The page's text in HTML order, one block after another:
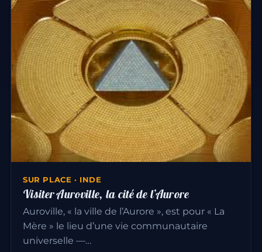
SUR PLACE · INDE
Visiter Auroville, la cité de l’Aurore
Auroville, « la ville de l’Aurore », est pour « La
Mère » le lieu d’une vie communautaire
universelle —…